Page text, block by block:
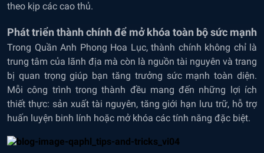
theo kịp các cao thủ.
Phát triển thành chính để mở khóa toàn bộ sức mạnh
Trong Quần Anh Phong Hoa Lục, thành chính không chỉ là
trung tâm của lãnh địa mà còn là nguồn tài nguyên và trang
bị quan trọng giúp bạn tăng trưởng sức mạnh toàn diện.
Mỗi công trình trong thành đều mang đến những lợi ích
thiết thực: sản xuất tài nguyên, tăng giới hạn lưu trữ, hỗ trợ
huấn luyện binh lính hoặc mở khóa các tính năng đặc biệt.